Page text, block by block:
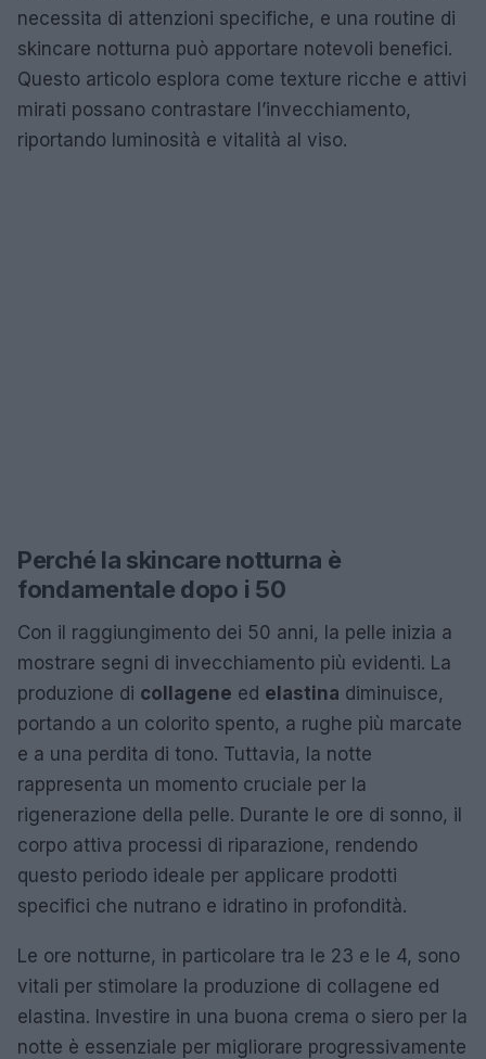
necessita di attenzioni specifiche, e una routine di
skincare notturna può apportare notevoli benefici.
Questo articolo esplora come texture ricche e attivi
mirati possano contrastare l’invecchiamento,
riportando luminosità e vitalità al viso.
Perché la skincare notturna è
fondamentale dopo i 50
Con il raggiungimento dei 50 anni, la pelle inizia a
mostrare segni di invecchiamento più evidenti. La
produzione di collagene ed elastina diminuisce,
portando a un colorito spento, a rughe più marcate
e a una perdita di tono. Tuttavia, la notte
rappresenta un momento cruciale per la
rigenerazione della pelle. Durante le ore di sonno, il
corpo attiva processi di riparazione, rendendo
questo periodo ideale per applicare prodotti
specifici che nutrano e idratino in profondità.
Le ore notturne, in particolare tra le 23 e le 4, sono
vitali per stimolare la produzione di collagene ed
elastina. Investire in una buona crema o siero per la
notte è essenziale per migliorare progressivamente